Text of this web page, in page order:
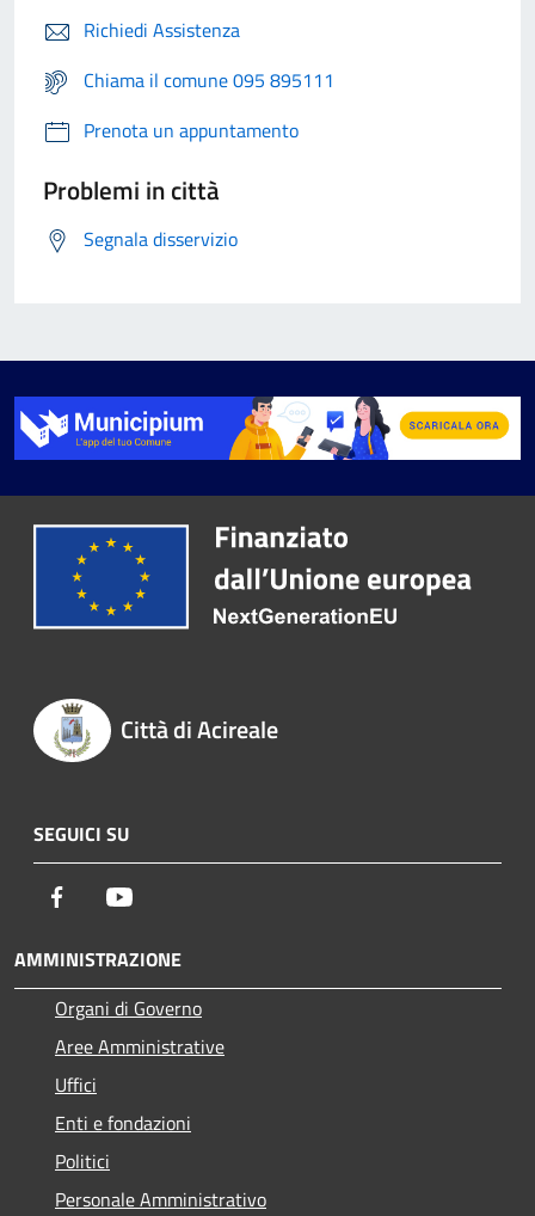
Richiedi Assistenza
Chiama il comune 095 895111
Prenota un appuntamento
Problemi in città
Segnala disservizio
Città di Acireale
SEGUICI SU
Facebook
AMMINISTRAZIONE
Organi di Governo
Aree Amministrative
Uffici
Enti e fondazioni
Politici
Personale Amministrativo